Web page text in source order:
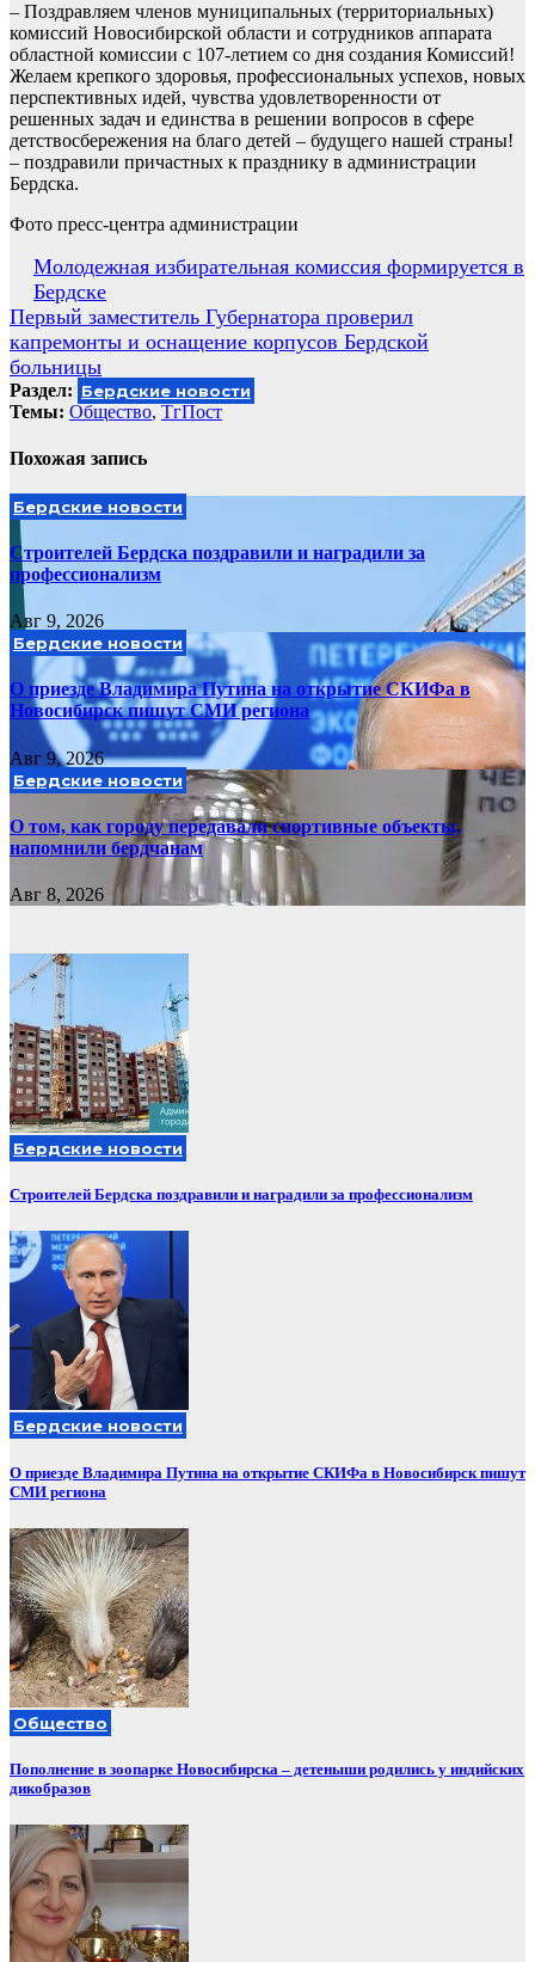
– Поздравляем членов муниципальных (территориальных)
комиссий Новосибирской области и сотрудников аппарата
областной комиссии с 107-летием со дня создания Комиссий!
Желаем крепкого здоровья, профессиональных успехов, новых
перспективных идей, чувства удовлетворенности от
решенных задач и единства в решении вопросов в сфере
детствосбережения на благо детей – будущего нашей страны!
– поздравили причастных к празднику в администрации
Бердска.
Фото пресс-центра администрации
Навигация
по
записям
Молодежная избирательная комиссия формируется в
Бердске
Первый заместитель Губернатора проверил
капремонты и оснащение корпусов Бердской
больницы
Раздел: Бердские новости
Темы: Общество, ТгПост
Похожая запись
Бердские новости
Строителей Бердска поздравили и наградили за
профессионализм
Авг 9, 2026
Бердские новости
О приезде Владимира Путина на открытие СКИФа в
Новосибирск пишут СМИ региона
Авг 9, 2026
Бердские новости
О том, как городу передавали спортивные объекты,
напомнили бердчанам
Авг 8, 2026
Бердские новости
Строителей Бердска поздравили и наградили за профессионализм
Бердские новости
О приезде Владимира Путина на открытие СКИФа в Новосибирск пишут
СМИ региона
Общество
Пополнение в зоопарке Новосибирска – детеныши родились у индийских
дикобразов